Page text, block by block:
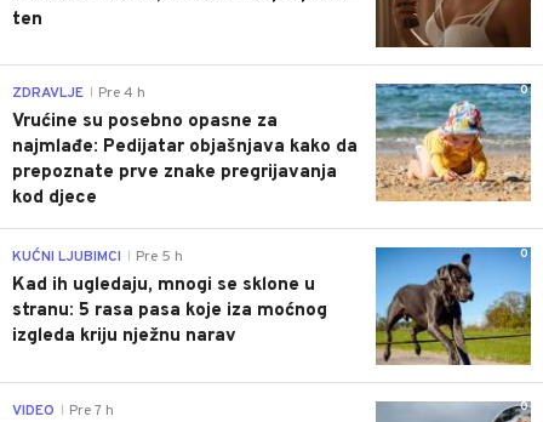
ten
0
ZDRAVLJE Pre 4 h
Vrućine su posebno opasne za
najmlađe: Pedijatar objašnjava kako da
prepoznate prve znake pregrijavanja
kod djece
0
KUĆNI LJUBIMCI Pre 5 h
Kad ih ugledaju, mnogi se sklone u
stranu: 5 rasa pasa koje iza moćnog
izgleda kriju nježnu narav
0
VIDEO Pre 7 h